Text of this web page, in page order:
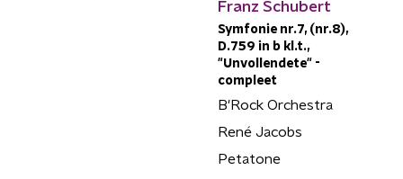
Franz Schubert
Symfonie nr.7, (nr.8),
D.759 in b kl.t.,
"Unvollendete" -
compleet
B'Rock Orchestra
René Jacobs
Petatone